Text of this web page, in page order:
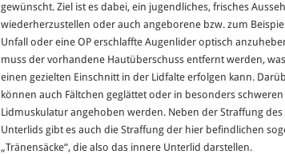
gewünscht. Ziel ist es dabei, ein jugendliches, frisches
wiederherzustellen oder auch angeborene bzw. zum
Unfall oder eine OP erschlaffte Augenlider optisch
muss der vorhandene Hautüberschuss entfernt werden,
einen gezielten Einschnitt in der Lidfalte erfolgen kann.
können auch Fältchen geglättet oder in besonders schweren
Lidmuskulatur angehoben werden. Neben der Straffung
Unterlids gibt es auch die Straffung der hier befindlichen
„Tränensäcke“, die also das innere Unterlid darstellen.